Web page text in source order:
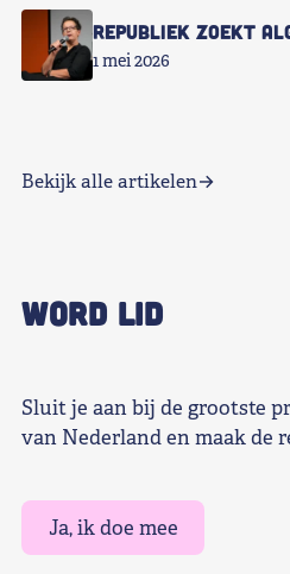
Republiek zoekt
1 mei 2026
Bekijk alle artikelen
WORD LID
Sluit je aan bij de grootste
van Nederland en maak de
Ja, ik doe mee